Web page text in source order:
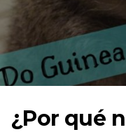
¿Por qué